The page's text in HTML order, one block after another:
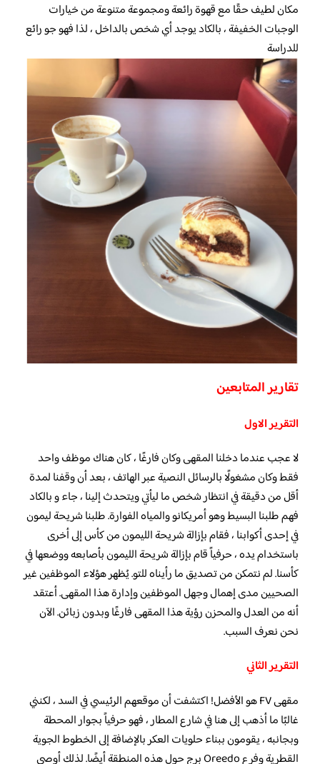
مكان لطيف حقًا مع قهوة رائعة ومجموعة متنوعة من خيارات
الوجبات الخفيفة ، بالكاد يوجد أي شخص بالداخل ، لذا فهو جو رائع
للدراسة
تقارير المتابعين
التقرير الاول
لا عجب عندما دخلنا المقهى وكان فارغًا ، كان هناك موظف واحد
فقط وكان مشغولًا بالرسائل النصية عبر الهاتف ، بعد أن وقفنا لمدة
أقل من دقيقة في انتظار شخص ما ليأتي ويتحدث إلينا ، جاء و بالكاد
فهم طلبنا البسيط وهو أمريكانو والمياه الفوارة. طلبنا شريحة ليمون
في إحدى أكوابنا ، فقام بإزالة شريحة الليمون من كأس إلى أخرى
باستخدام يده ، حرفياً قام بإزالة شريحة الليمون بأصابعه ووضعها في
كأسنا. لم نتمكن من تصديق ما رأيناه للتو. يُظهر هؤلاء الموظفين غير
الصحيين مدى إهمال وجهل الموظفين وإدارة هذا المقهى. أعتقد
أنه من العدل والمحزن رؤية هذا المقهى فارغًا وبدون زبائن. الآن
نحن نعرف السبب.
التقرير الثاني
مقهى FV هو الأفضل! اكتشفت أن موقعهم الرئيسي في السد ، لكنني
غالبًا ما أذهب إلى هنا في شارع المطار ، فهو حرفياً بجوار المحطة
وبجانبه ، يقومون ببناء حلويات العكر بالإضافة إلى الخطوط الجوية
القطرية وفرع Oreedo برج حول هذه المنطقة أيضًا. لذلك أوصي